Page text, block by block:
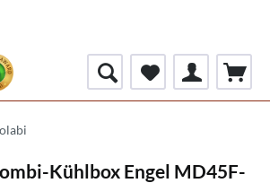
Kühlbox Engel MD45F-